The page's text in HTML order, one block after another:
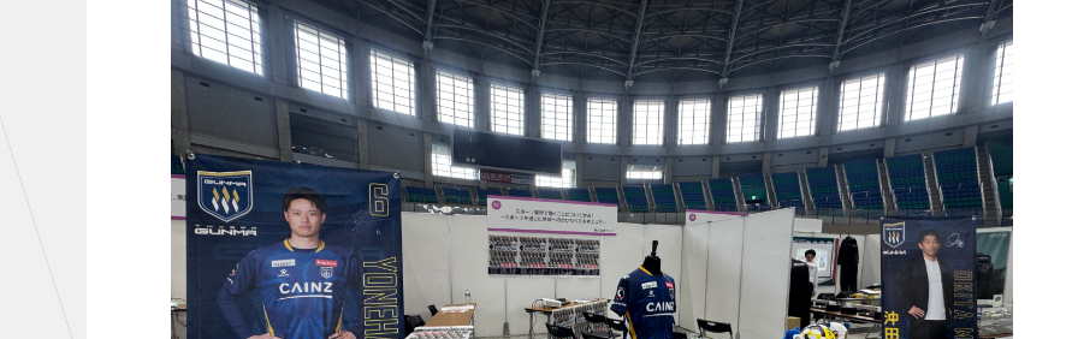
ホームイベント情報
初心者向けのガイダンス
運営サポートスタッフ募集
設営撤収応援隊募集
マスコット
クラブアンバサダー
応援ベンダー設置のお願い
ふるさと納税
CHALLENGERS ACADEMY SCHOOL